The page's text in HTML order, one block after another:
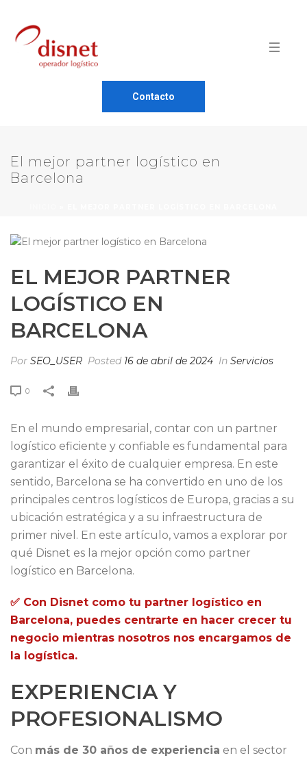
Contacto
El mejor partner logístico en
Barcelona
EL MEJOR PARTNER
LOGÍSTICO EN
BARCELONA
Por SEO_USER Posted 16 de abril de 2024 In Servicios
0
En el mundo empresarial, contar con un partner
logístico eficiente y confiable es fundamental para
garantizar el éxito de cualquier empresa. En este
sentido, Barcelona se ha convertido en uno de los
principales centros logísticos de Europa, gracias a su
ubicación estratégica y a su infraestructura de
primer nivel. En este artículo, vamos a explorar por
qué Disnet es la mejor opción como partner
logístico en Barcelona.
✅ Con Disnet como tu partner logístico en
Barcelona, puedes centrarte en hacer crecer tu
negocio mientras nosotros nos encargamos de
la logística.
EXPERIENCIA Y
PROFESIONALISMO
Con más de 30 años de experiencia en el sector